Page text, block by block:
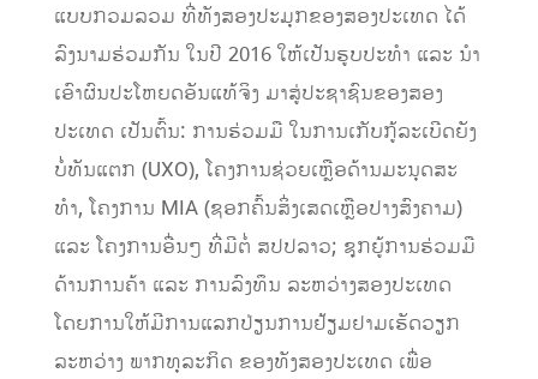
ແບບກວມລວມ ທີ່ທັງສອງປະມຸກຂອງສອງປະເທດ ໄດ້
ລົງນາມຮ່ວມກັນ ໃນປີ 2016 ໃຫ້ເປັນຮູບປະທໍາ ແລະ ນໍາ
ເອົາຜົນປະໂຫຍດອັນແທ້ຈິງ ມາສູ່ປະຊາຊົນຂອງສອງ
ປະເທດ ເປັນຕົ້ນ: ການຮ່ວມມື ໃນການເກັບກູ້ລະເບີດຍັງ
ບໍ່ທັນແຕກ (UXO), ໂຄງການຊ່ວຍເຫຼືອດ້ານມະນຸດສະ
ທຳ, ໂຄງການ MIA (ຊອກຄົ້ນສິ່ງເສດເຫຼືອປາງສົງຄາມ)
ແລະ ໂຄງການອື່ນໆ ທີ່ມີຕໍ່ ສປປລາວ; ຊຸກຍູ້ການຮ່ວມມື
ດ້ານການຄ້າ ແລະ ການລົງທຶນ ລະຫວ່າງສອງປະເທດ
ໂດຍການໃຫ້ມີການແລກປ່ຽນການຢ້ຽມຢາມເຮັດວຽກ
ລະຫວ່າງ ພາກທຸລະກິດ ຂອງທັງສອງປະເທດ ເພື່ອ